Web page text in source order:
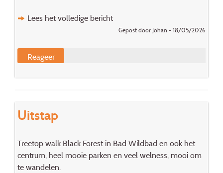
Lees het volledige bericht
Gepost door Johan - 18/05/2026
Reageer
Uitstap
Treetop walk Black Forest in Bad Wildbad en ook het
centrum, heel mooie parken en veel welness, mooi om
te wandelen.